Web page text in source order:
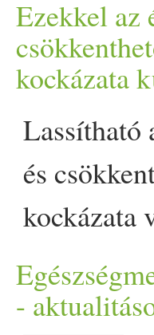
Erling
jóvá
Ezekkel az
kockázata
Lassítható
és
kockázata
eredetű
gazdag
-